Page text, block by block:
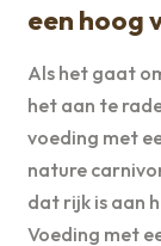
een hoog
Als het gaat
het aan te
voeding met
nature
dat rijk is aan
Voeding met